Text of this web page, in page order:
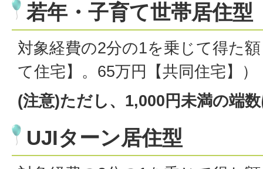
若年・子育て世帯居住型
対象経費の2分の1を乗じて得た
て住宅】。65万円【共同住宅】）
(注意)ただし、1,000円未満の端
UJIターン居住型